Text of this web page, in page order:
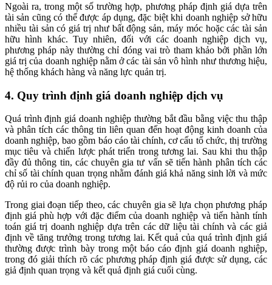
Ngoài ra, trong một số trường hợp, phương pháp định giá dựa trên
tài sản cũng có thể được áp dụng, đặc biệt khi doanh nghiệp sở hữu
nhiều tài sản có giá trị như bất động sản, máy móc hoặc các tài sản
hữu hình khác. Tuy nhiên, đối với các doanh nghiệp dịch vụ,
phương pháp này thường chỉ đóng vai trò tham khảo bởi phần lớn
giá trị của doanh nghiệp nằm ở các tài sản vô hình như thương hiệu,
hệ thống khách hàng và năng lực quản trị.
4. Quy trình định giá doanh nghiệp dịch vụ
Quá trình định giá doanh nghiệp thường bắt đầu bằng việc thu thập
và phân tích các thông tin liên quan đến hoạt động kinh doanh của
doanh nghiệp, bao gồm báo cáo tài chính, cơ cấu tổ chức, thị trường
mục tiêu và chiến lược phát triển trong tương lai. Sau khi thu thập
đầy đủ thông tin, các chuyên gia tư vấn sẽ tiến hành phân tích các
chỉ số tài chính quan trọng nhằm đánh giá khả năng sinh lời và mức
độ rủi ro của doanh nghiệp.
Trong giai đoạn tiếp theo, các chuyên gia sẽ lựa chọn phương pháp
định giá phù hợp với đặc điểm của doanh nghiệp và tiến hành tính
toán giá trị doanh nghiệp dựa trên các dữ liệu tài chính và các giả
định về tăng trưởng trong tương lai. Kết quả của quá trình định giá
thường được trình bày trong một báo cáo định giá doanh nghiệp,
trong đó giải thích rõ các phương pháp định giá được sử dụng, các
giả định quan trọng và kết quả định giá cuối cùng.